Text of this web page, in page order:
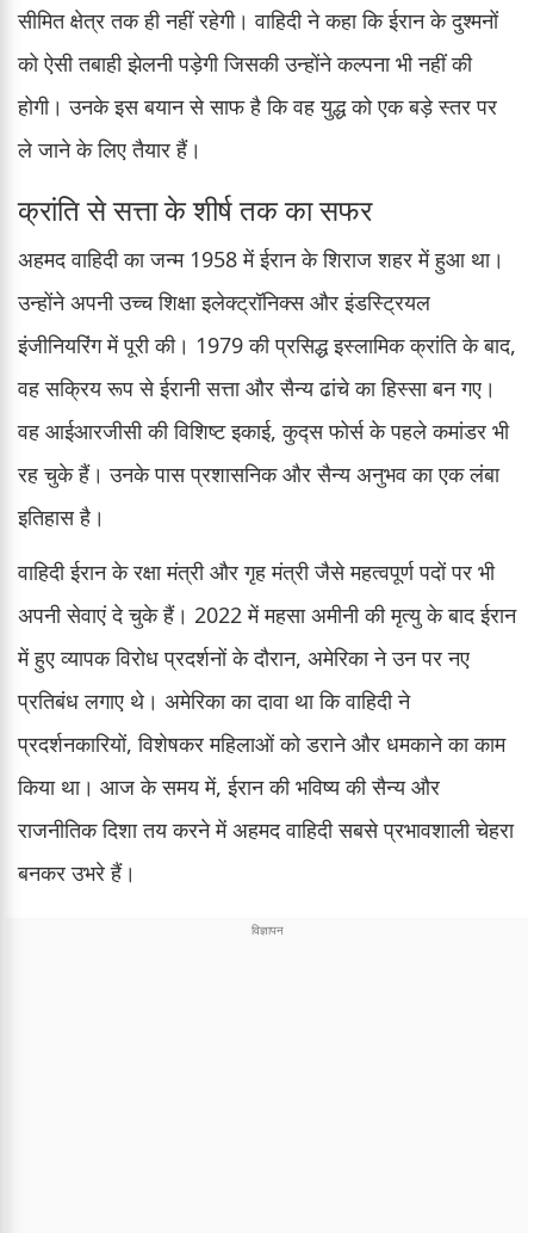
सीमित क्षेत्र तक ही नहीं रहेगी। वाहिदी ने कहा कि ईरान के दुश्मनों
को ऐसी तबाही झेलनी पड़ेगी जिसकी उन्होंने कल्पना भी नहीं की
होगी। उनके इस बयान से साफ है कि वह युद्ध को एक बड़े स्तर पर
ले जाने के लिए तैयार हैं।
क्रांति से सत्ता के शीर्ष तक का सफर
अहमद वाहिदी का जन्म 1958 में ईरान के शिराज शहर में हुआ था।
उन्होंने अपनी उच्च शिक्षा इलेक्ट्रॉनिक्स और इंडस्ट्रियल
इंजीनियरिंग में पूरी की। 1979 की प्रसिद्ध इस्लामिक क्रांति के बाद,
वह सक्रिय रूप से ईरानी सत्ता और सैन्य ढांचे का हिस्सा बन गए।
वह आईआरजीसी की विशिष्ट इकाई, कुद्स फोर्स के पहले कमांडर भी
रह चुके हैं। उनके पास प्रशासनिक और सैन्य अनुभव का एक लंबा
इतिहास है।
वाहिदी ईरान के रक्षा मंत्री और गृह मंत्री जैसे महत्वपूर्ण पदों पर भी
अपनी सेवाएं दे चुके हैं। 2022 में महसा अमीनी की मृत्यु के बाद ईरान
में हुए व्यापक विरोध प्रदर्शनों के दौरान, अमेरिका ने उन पर नए
प्रतिबंध लगाए थे। अमेरिका का दावा था कि वाहिदी ने
प्रदर्शनकारियों, विशेषकर महिलाओं को डराने और धमकाने का काम
किया था। आज के समय में, ईरान की भविष्य की सैन्य और
राजनीतिक दिशा तय करने में अहमद वाहिदी सबसे प्रभावशाली चेहरा
बनकर उभरे हैं।